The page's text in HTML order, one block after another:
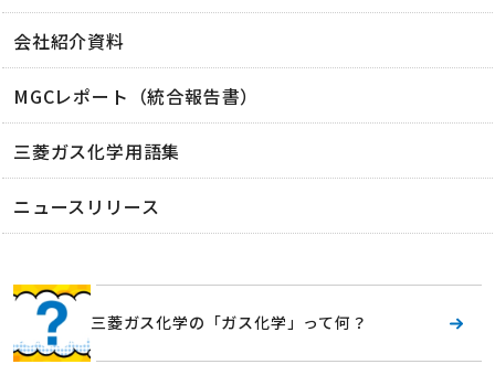
会社紹介資料
MGCレポート（統合報告書）
三菱ガス化学用語集
ニュースリリース
三菱ガス化学の「ガス化学」って何？